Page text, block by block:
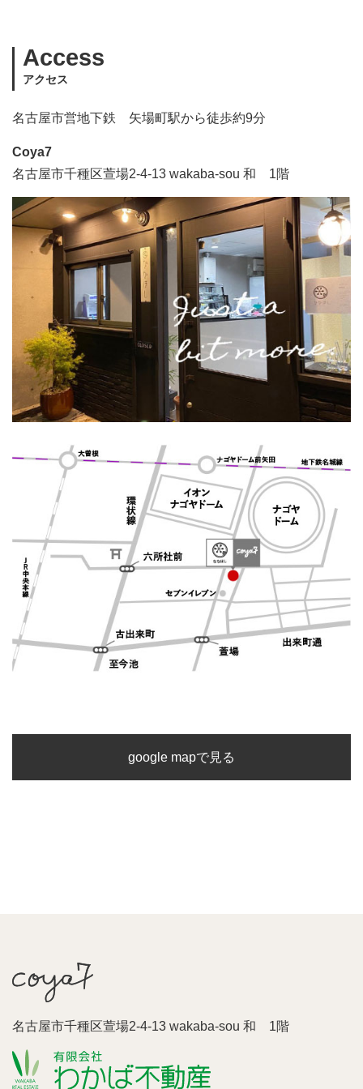
Access
アクセス
名古屋市営地下鉄 矢場町駅から徒歩約9分
Coya7
名古屋市千種区萱場2-4-13 wakaba-sou 和 1階
google mapで見る
名古屋市千種区萱場2-4-13 wakaba-sou 和 1階